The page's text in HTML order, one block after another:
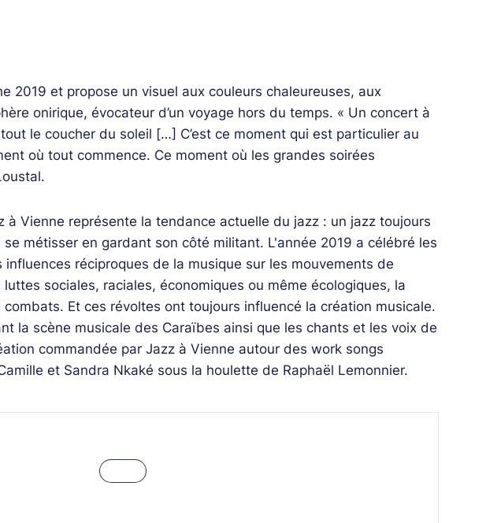
2019 et propose un visuel aux couleurs chaleureuses, aux
onirique, évocateur d’un voyage hors du temps. « Un concert à
le coucher du soleil […] C’est ce moment qui est particulier au
où tout commence. Ce moment où les grandes soirées
à Vienne représente la tendance actuelle du jazz : un jazz toujours
se métisser en gardant son côté militant. L'année 2019 a célébré les
réciproques de la musique sur les mouvements de
luttes sociales, raciales, économiques ou même écologiques, la
Et ces révoltes ont toujours influencé la création musicale.
la scène musicale des Caraïbes ainsi que les chants et les voix de
commandée par Jazz à Vienne autour des work songs
et Sandra Nkaké sous la houlette de Raphaël Lemonnier.